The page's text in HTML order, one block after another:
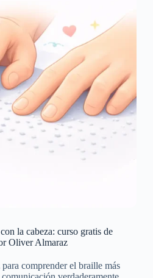
la cabeza: curso gratis de
Oliver Almaraz
comprender el braille más